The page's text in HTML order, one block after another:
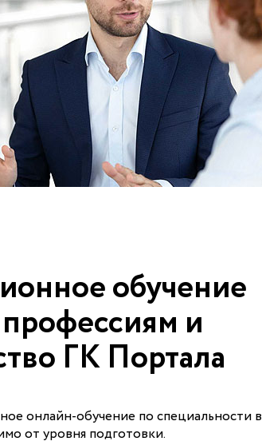
обучение
и
ГК Портала
онлайн-обучение по специальности
от уровня подготовки.